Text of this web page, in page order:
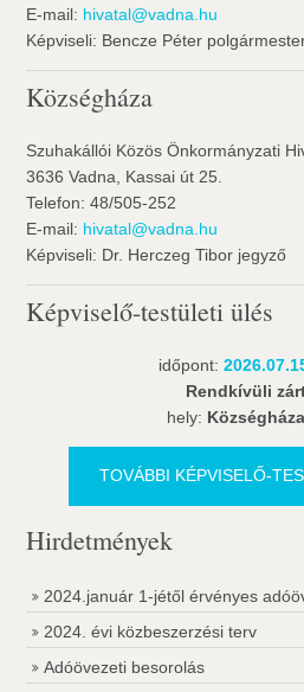
E-mail: hivatal@vadna.hu
Képviseli: Bencze Péter
Községháza
Szuhakállói Közös Önkormányzati
3636 Vadna, Kassai út 25.
Telefon: 48/505-252
E-mail: hivatal@vadna.hu
Képviseli: Dr. Herczeg Tibor jegyző
Képviselő-testületi ülés
időpont:
Rendkívüli
hely:
TOVÁBBI KÉPVISELŐ-
Hirdetmények
2024.január 1-jétől érvényes
2024. évi közbeszerzési terv
Adóövezeti besorolás